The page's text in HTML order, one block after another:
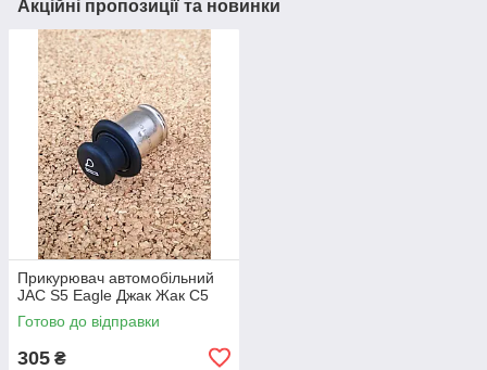
Акційні пропозиції та новинки
Прикурювач автомобільний
JAC S5 Eagle Джак Жак С5
Готово до відправки
305 ₴